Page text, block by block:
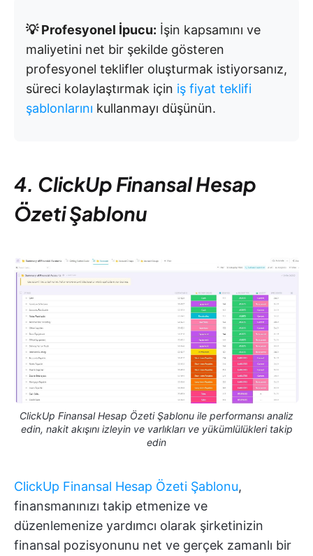
💡 Profesyonel İpucu: İşin kapsamını ve
maliyetini net bir şekilde gösteren
profesyonel teklifler oluşturmak istiyorsanız,
süreci kolaylaştırmak için iş fiyat teklifi
şablonlarını kullanmayı düşünün.
4. ClickUp Finansal Hesap
Özeti Şablonu
ClickUp Finansal Hesap Özeti Şablonu ile performansı analiz
edin, nakit akışını izleyin ve varlıkları ve yükümlülükleri takip
edin
ClickUp Finansal Hesap Özeti Şablonu,
finansmanınızı takip etmenize ve
düzenlemenize yardımcı olarak şirketinizin
finansal pozisyonunu net ve gerçek zamanlı bir